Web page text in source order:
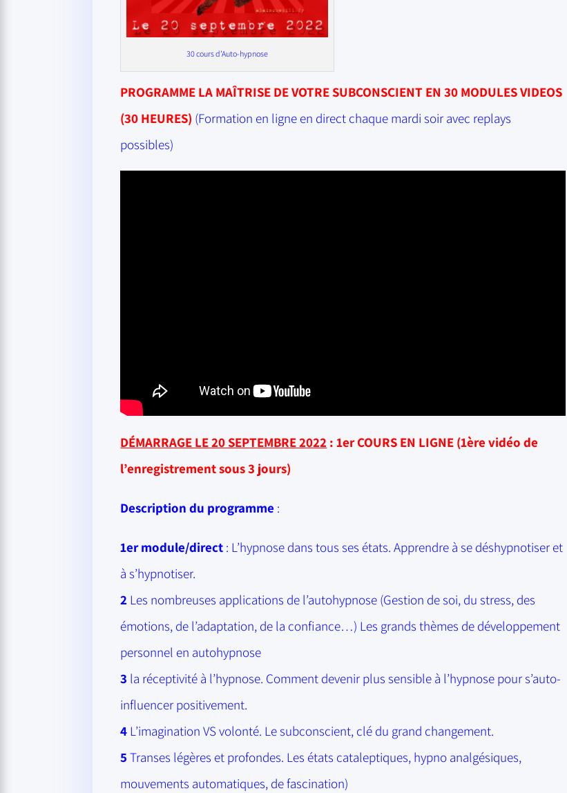
30 cours d’Auto-hypnose
PROGRAMME LA MAÎTRISE DE VOTRE SUBCONSCIENT EN 30 MODULES VIDEOS
(30 HEURES) (Formation en ligne en direct chaque mardi soir avec replays
possibles)
DÉMARRAGE LE 20 SEPTEMBRE 2022 : 1er COURS EN LIGNE (1ère vidéo de
l’enregistrement sous 3 jours)
Description du programme :
1er module/direct : L’hypnose dans tous ses états. Apprendre à se déshypnotiser et
à s’hypnotiser.
2 Les nombreuses applications de l’autohypnose (Gestion de soi, du stress, des
émotions, de l’adaptation, de la confiance…) Les grands thèmes de développement
personnel en autohypnose
3 la réceptivité à l’hypnose. Comment devenir plus sensible à l’hypnose pour s’auto-
influencer positivement.
4 L’imagination VS volonté. Le subconscient, clé du grand changement.
5 Transes légères et profondes. Les états cataleptiques, hypno analgésiques,
mouvements automatiques, de fascination)